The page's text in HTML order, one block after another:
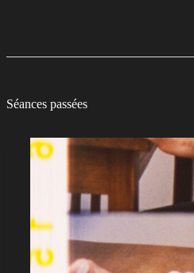
Séances passées